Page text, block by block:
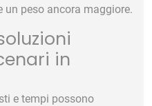
peso ancora maggiore.
in
e tempi possono